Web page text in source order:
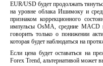
EUR/USD будет продолжать
на уровне облака Ишимоку и
признаком коррекционного
импульсы OsMA, средние MACD
говорить только о понижении
которая будет наблюдаться на
Если цена будет оставаться на
Forex Trend, альтернативой может